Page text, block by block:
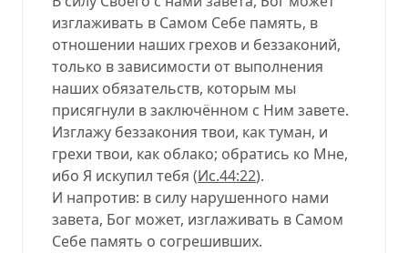
изглаживать в Самом Себе память, в
отношении наших грехов и беззаконий,
только в зависимости от выполнения
наших обязательств, которым мы
присягнули в заключённом с Ним завете.
Изглажу беззакония твои, как туман, и
грехи твои, как облако; обратись ко Мне,
ибо Я искупил тебя (Ис.44:22).
И напротив: в силу нарушенного нами
завета, Бог может, изглаживать в Самом
Себе память о согрешивших.